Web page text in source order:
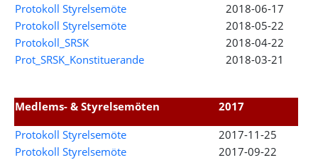
Protokoll Styrelsemöte
2018-06-17
Protokoll Styrelsemöte
2018-05-22
Protokoll_SRSK
2018-04-22
Prot_SRSK_Konstituerande
2018-03-21
Medlems- & Styrelsemöten
2017
Protokoll Styrelsemöte
2017-11-25
Protokoll Styrelsemöte
2017-09-22